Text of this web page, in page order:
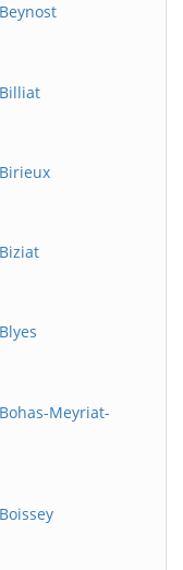
Meyriat-